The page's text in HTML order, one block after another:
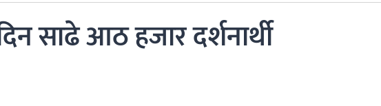
साढे आठ हजार दर्शनार्थी